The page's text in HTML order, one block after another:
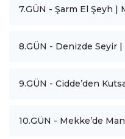
7.GÜN - Şarm El Şeyh |
8.GÜN - Denizde Seyir |
9.GÜN - Cidde’den
10.GÜN - Mekke’de